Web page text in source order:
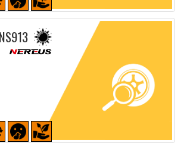
Fiche détaillée
NS913